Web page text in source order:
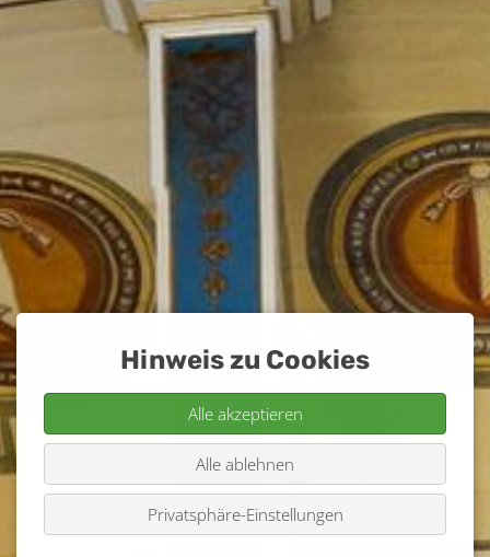
Hinweis zu Cookies
Alle akzeptieren
Alle ablehnen
Privatsphäre-Einstellungen